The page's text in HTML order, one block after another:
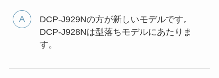
DCP-J929Nの方が新しいモデルです。
DCP-J928Nは型落ちモデルにあたりま
す。